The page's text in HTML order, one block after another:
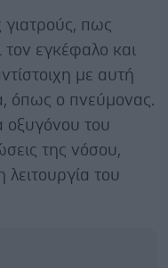
γιατρούς, πως
τον εγκέφαλο και
με αυτή
όπως ο πνεύμονας.
οξυγόνου του
της νόσου,
λειτουργία του